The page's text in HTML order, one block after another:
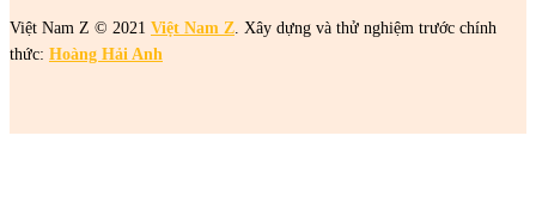
Việt Nam Z © 2021 Việt Nam Z . Xây dựng và thử nghiệm trước chính
thức: Hoàng Hải Anh